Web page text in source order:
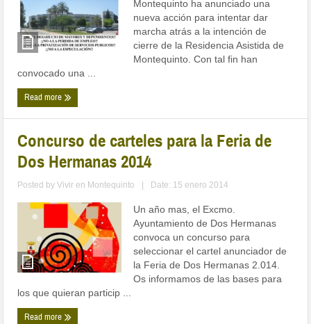
Montequinto ha anunciado una
nueva acción para intentar dar
marcha atrás a la intención de
cierre de la Residencia Asistida de
Montequinto. Con tal fin han
convocado una ...
Read more
Concurso de carteles para la Feria de
Dos Hermanas 2014
Posted byVivir en Montequinto Date: 15 enero 2014
Un año mas, el Excmo.
Ayuntamiento de Dos Hermanas
convoca un concurso para
seleccionar el cartel anunciador de
la Feria de Dos Hermanas 2.014.
Os informamos de las bases para
los que quieran particip ...
Read more